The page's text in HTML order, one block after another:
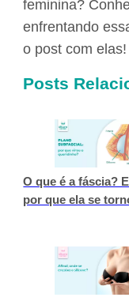
feminina?
enfrentando
o post com elas!
Posts
O que é a fáscia?
por que ela se